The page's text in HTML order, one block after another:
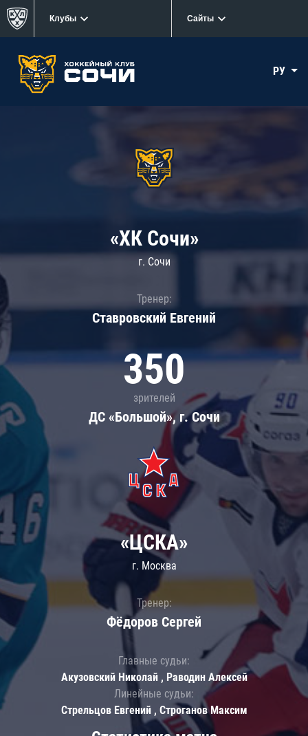
Клубы Сайты
РУ
«ХК Сочи»
г. Сочи
Тренер:
Ставровский Евгений
350
зрителей
ДС «Большой», г. Сочи
«ЦСКА»
г. Москва
Тренер:
Фёдоров Сергей
Главные судьи:
Акузовский Николай , Раводин Алексей
Линейные судьи:
Стрельцов Евгений , Строганов Максим